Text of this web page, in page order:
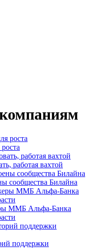
работая вахтой
сообщества Билайна
ММБ Альфа-Банка
поддержки